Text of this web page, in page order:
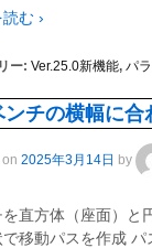
む ›
ー: Ver.25.0新機能, パ
ンチの横幅に合
on 2025年3月14日 by
直方体（座面）と
移動パスを作成